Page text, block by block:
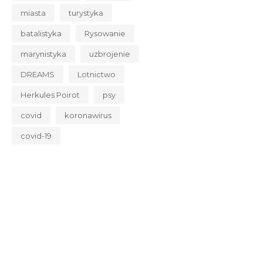
miasta turystyka
batalistyka Rysowanie
marynistyka uzbrojenie
DREAMS Lotnictwo
Herkules Poirot psy
covid koronawirus
covid-19